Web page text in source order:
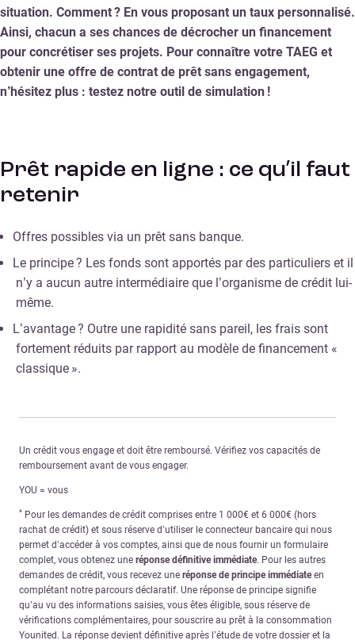
situation. Comment ? En vous proposant un taux personnalisé.
Ainsi, chacun a ses chances de décrocher un financement
pour concrétiser ses projets. Pour connaître votre TAEG et
obtenir une offre de contrat de prêt sans engagement,
n’hésitez plus : testez notre outil de simulation !
Prêt rapide en ligne : ce qu’il faut
retenir
Offres possibles via un prêt sans banque.
Le principe ? Les fonds sont apportés par des particuliers et il
n’y a aucun autre intermédiaire que l’organisme de crédit lui-
même.
L’avantage ? Outre une rapidité sans pareil, les frais sont
fortement réduits par rapport au modèle de financement «
classique ».
Un crédit vous engage et doit être remboursé. Vérifiez vos capacités de
remboursement avant de vous engager.
YOU = vous
* Pour les demandes de crédit comprises entre 1 000€ et 6 000€ (hors
rachat de crédit) et sous réserve d’utiliser le connecteur bancaire qui nous
permet d’accéder à vos comptes, ainsi que de nous fournir un formulaire
complet, vous obtenez une réponse définitive immédiate. Pour les autres
demandes de crédit, vous recevez une réponse de principe immédiateen
complétant notre parcours déclaratif. Une réponse de principe signifie
qu’au vu des informations saisies, vous êtes éligible, sous réserve de
vérifications complémentaires, pour souscrire au prêt à la consommation
Younited. La réponse devient définitive après l’étude de votre dossier et la